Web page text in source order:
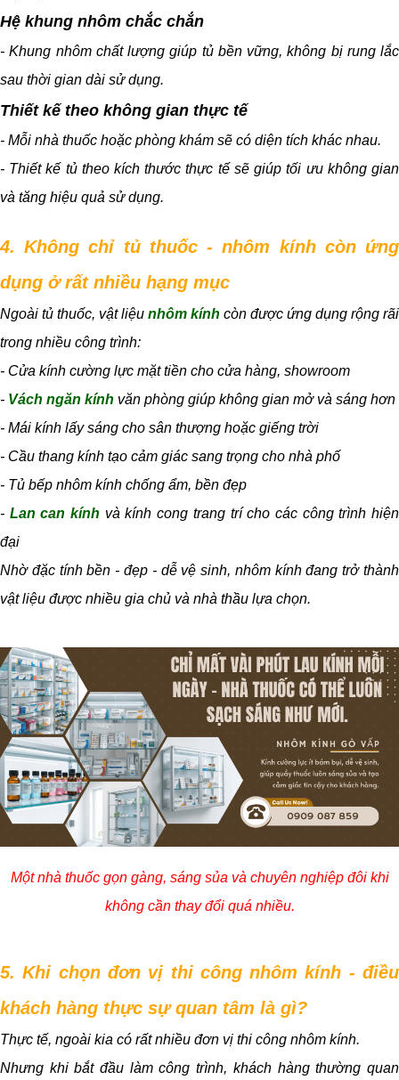
Hệ khung nhôm chắc chắn
- Khung nhôm chất lượng giúp tủ bền vững, không bị rung lắc
sau thời gian dài sử dụng.
Thiết kế theo không gian thực tế
- Mỗi nhà thuốc hoặc phòng khám sẽ có diện tích khác nhau.
- Thiết kế tủ theo kích thước thực tế sẽ giúp tối ưu không gian
và tăng hiệu quả sử dụng.
4. Không chỉ tủ thuốc - nhôm kính còn ứng
dụng ở rất nhiều hạng mục
Ngoài tủ thuốc, vật liệu nhôm kính còn được ứng dụng rộng rãi
trong nhiều công trình:
- Cửa kính cường lực mặt tiền cho cửa hàng, showroom
- Vách ngăn kính văn phòng giúp không gian mở và sáng hơn
- Mái kính lấy sáng cho sân thượng hoặc giếng trời
- Cầu thang kính tạo cảm giác sang trọng cho nhà phố
- Tủ bếp nhôm kính chống ẩm, bền đẹp
- Lan can kính và kính cong trang trí cho các công trình hiện
đại
Nhờ đặc tính bền - đẹp - dễ vệ sinh, nhôm kính đang trở thành
vật liệu được nhiều gia chủ và nhà thầu lựa chọn.
Một nhà thuốc gọn gàng, sáng sủa và chuyên nghiệp đôi khi
không cần thay đổi quá nhiều.
5. Khi chọn đơn vị thi công nhôm kính - điều
khách hàng thực sự quan tâm là gì?
Thực tế, ngoài kia có rất nhiều đơn vị thi công nhôm kính.
Nhưng khi bắt đầu làm công trình, khách hàng thường quan